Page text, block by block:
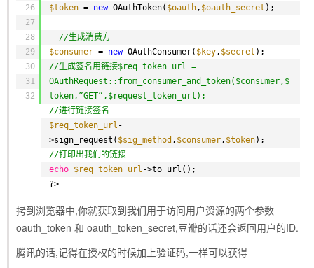
26
27
28
29
30
31
32
$token = new OAuthToken( $oauth, $oauth_secret );
//生成消费方
$consumer = new OAuthConsumer( $key, $secret );
//生成签名用链接$req_token_url =
OAuthRequest::from_consumer_and_token($consumer,$
token,”GET”,$request_token_url);
//进行链接签名
$req_token_url -
>sign_request( $sig_method , $consumer, $token);
//打印出我们的链接
echo $req_token_url ->to_url();
?>
拷到浏览器中,你就获取到我们用于访问用户资源的两个参数
oauth_token 和 oauth_token_secret,豆瓣的话还会返回用户的ID.
腾讯的话,记得在授权的时候加上验证码,一样可以获得